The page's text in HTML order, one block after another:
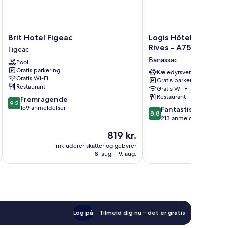
Brit
Hotel
Figeac
Figeac
Brit Hotel Figeac
Figeac
Pool
Gratis parkering
Gratis Wi-Fi
Restaurant
9.2
ud
9,2 Fremragende
159 anmeldelser
Prisen
er
819 kr.
819 kr.
inkluderer skatter og gebyrer
8. aug. - 9. aug.
Logis
Hôtel
Les
2
Rives
-
A75,
en
bordure
Logis Hôtel
Rives - A75, en
Banassac
Kæledyrsvenligt
Gratis parkering
Gratis Wi-Fi
Restaurant
8.8
ud
anmeldelser
8,8 Fantastisk
213 anmeldelser
Log på Tilmeld dig nu – det er gratis